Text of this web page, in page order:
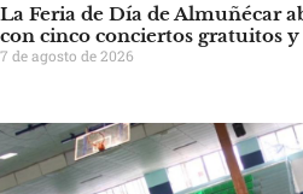
La Feria de Día de Almuñécar
con cinco conciertos gratuitos y
7 de agosto de 2026